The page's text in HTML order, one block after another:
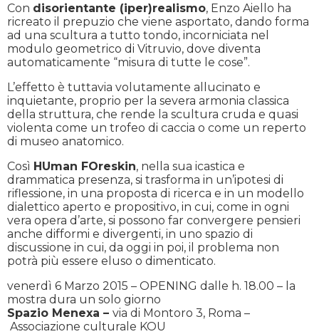
Con disorientante (iper)realismo, Enzo Aiello ha
ricreato il prepuzio che viene asportato, dando forma
ad una scultura a tutto tondo, incorniciata nel
modulo geometrico di Vitruvio, dove diventa
automaticamente “misura di tutte le cose”.
L’effetto è tuttavia volutamente allucinato e
inquietante, proprio per la severa armonia classica
della struttura, che rende la scultura cruda e quasi
violenta come un trofeo di caccia o come un reperto
di museo anatomico.
Così HUman FOreskin, nella sua icastica e
drammatica presenza, si trasforma in un’ipotesi di
riflessione, in una proposta di ricerca e in un modello
dialettico aperto e propositivo, in cui, come in ogni
vera opera d’arte, si possono far convergere pensieri
anche difformi e divergenti, in uno spazio di
discussione in cui, da oggi in poi, il problema non
potrà più essere eluso o dimenticato.
venerdì 6 Marzo 2015 – OPENING dalle h. 18.00 – la
mostra dura un solo giorno
Spazio Menexa – via di Montoro 3, Roma –
Associazione culturale KOU